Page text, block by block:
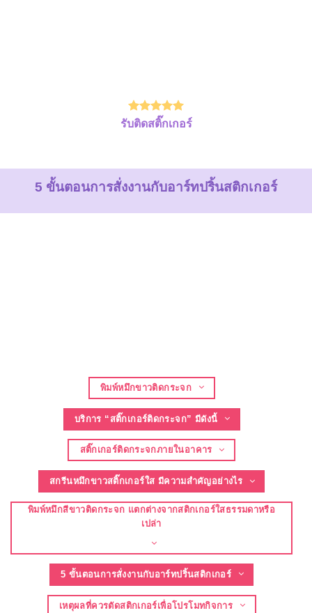
รับติดสติ๊กเกอร์
5 ขั้นตอนการสั่งงานกับอาร์ทปริ้นสติกเกอร์
พิมพ์หมึกขาวติดกระจก
บริการ “สติ๊กเกอร์ติดกระจก” มีดังนี้
สติ๊กเกอร์ติดกระจกภายในอาคาร
สกรีนหมึกขาวสติ๊กเกอร์ใส มีความสำคัญอย่างไร
พิมพ์หมึกสีขาวติดกระจก แตกต่างจากสติกเกอร์ใสธรรมดาหรือ
เปล่า
5 ขั้นตอนการสั่งงานกับอาร์ทปริ้นสติกเกอร์
เหตุผลที่ควรตัดสติกเกอร์เพื่อโปรโมทกิจการ